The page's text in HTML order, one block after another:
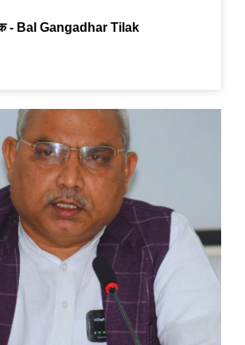
- Bal Gangadhar Tilak